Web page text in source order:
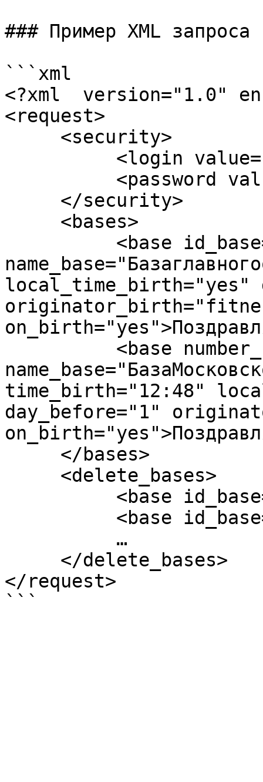
### Пример XML запроса
```xml
<?xml  version="1.0"
<request>
local_time_birth="yes"
time_birth="12:48"
day_before="1"
</request>